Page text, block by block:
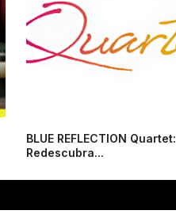
BLUE REFLECTION Quartet:
Redescubra...